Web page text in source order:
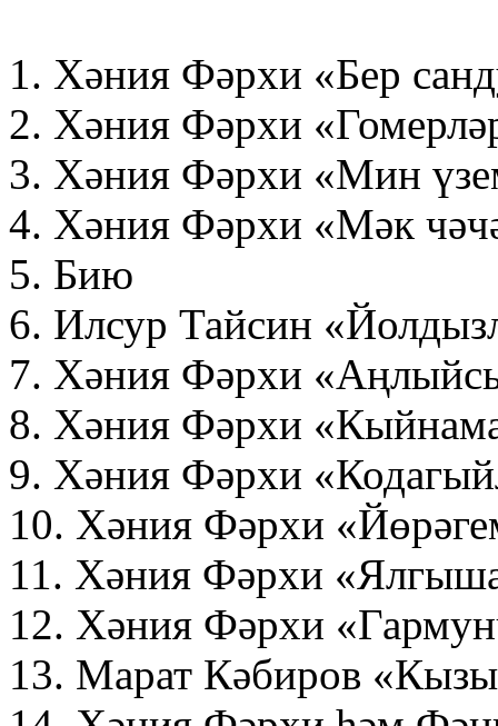
1. Хәния Фәрхи «Бер
2. Хәния Фәрхи
3. Хәния Фәрхи «Мин
4. Хәния Фәрхи «Мәк
5. Бию
6. Илсур Тайсин
7. Хәния Фәрхи
8. Хәния Фәрхи
9. Хәния Фәрхи
10. Хәния Фәрхи
11. Хәния Фәрхи
12. Хәния Фәрхи
13. Марат Кәбиров